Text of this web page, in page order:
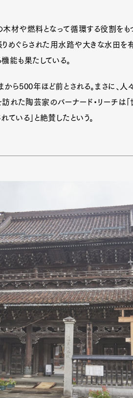
Pen Membership
Pen Meet Pen
材や燃料となって循環する役割をも
りめぐらされた用水路や大きな水田を
能も果たしている。
ら500年ほど前とされる。まさに、
訪れた陶芸家のバーナード・リーチは
ている」と絶賛したという。